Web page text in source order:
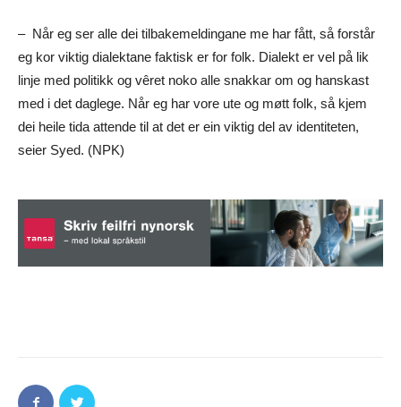
– Når eg ser alle dei tilbakemeldingane me har fått, så forstår
eg kor viktig dialektane faktisk er for folk. Dialekt er vel på lik
linje med politikk og vêret noko alle snakkar om og hanskast
med i det daglege. Når eg har vore ute og møtt folk, så kjem
dei heile tida attende til at det er ein viktig del av identiteten,
seier Syed. (NPK)